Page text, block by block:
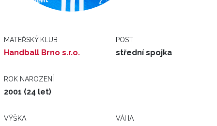
MATEŘSKÝ KLUB
Handball Brno s.r.o.
POST
střední spojka
ROK NAROZENÍ
2001 (24 let)
VÝŠKA VÁHA